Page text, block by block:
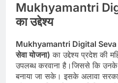
Mukhyamantri
का उद्देश्य
Mukhyamantri Digital Seva
सेवा योजना) का उद्देश्य प्रदेश की
उपलब्ध करवाना है।जिससे कि
बनाया जा सके। इसके अलावा